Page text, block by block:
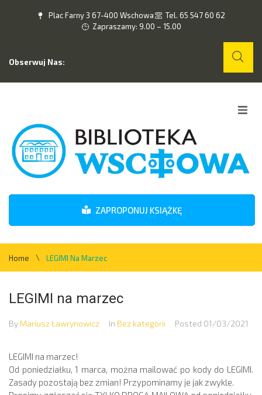
Plac Farny 3 67-400 Wschowa
Tel. 65 547 60 62
Zapraszamy: 9.00 – 15.00
Obserwuj Nas:
O nas
Wydarzenia
Kontakt
ZAPROPONUJ KSIĄŻKĘ
Home \ LEGIMI Na Marzec
LEGIMI na marzec
By Mariusz Ławrynowicz In Bez kategorii Posted 01/03/2021
LEGIMI na marzec!
Od poniedziałku, 1 marca, można mailować po kody do LEGIMI.
Zasady pozostają bez zmian! Przypominamy je jak zwykle.